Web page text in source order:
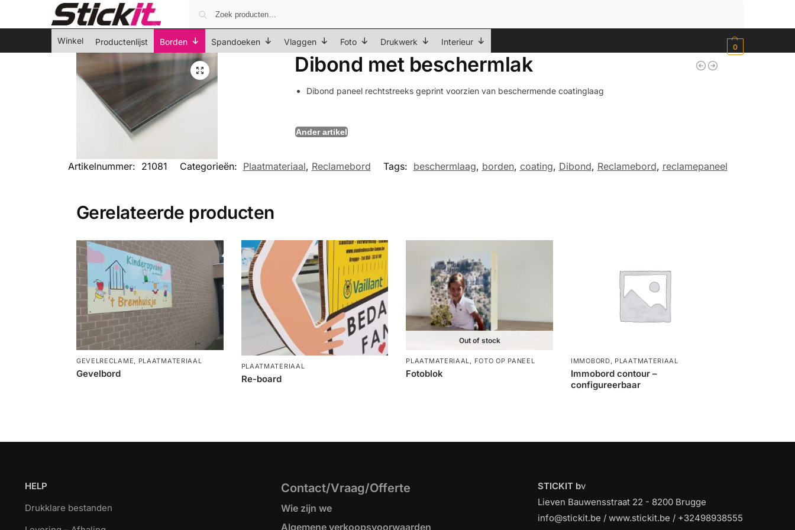
Winkel Productenlijst Borden Spandoeken Vlaggen Foto Drukwerk Interieur
0
Dibond met beschermlak
Dibond paneel rechtstreeks geprint voorzien van beschermende coatinglaag
Artikelnummer: 21081 Categorieën: Plaatmateriaal, Reclamebord Tags: beschermlaag, borden, coating, Dibond, Reclamebord, reclamepaneel
Gerelateerde producten
GEVELRECLAME, PLAATMATERIAAL
Gevelbord
PLAATMATERIAAL
Re-board
Out of stock
PLAATMATERIAAL, FOTO OP PANEEL
Fotoblok
IMMOBORD, PLAATMATERIAAL
Immobord contour –
configureerbaar
HELP
Drukklare bestanden
Contact/Vraag/Offerte
Wie zijn we
Algemene verkoopsvoorwaarden
STICKIT bv
Lieven Bauwensstraat 22 - 8200 Brugge
info@stickit.be / www.stickit.be / +32498938555